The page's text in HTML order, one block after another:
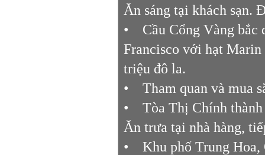
Ăn sáng tại khách sạn.
• Cầu Cổng Vàng bắc
Francisco với hạt
triệu đô la.
• Tham quan và mua
• Tòa Thị Chính thành
Ăn trưa tại nhà hàng,
• Khu phố Trung Hoa,